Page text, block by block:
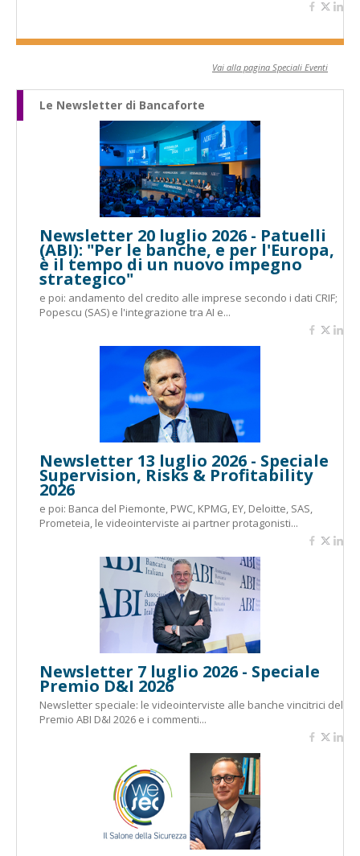
Vai alla pagina Speciali Eventi
Le Newsletter di Bancaforte
Newsletter 20 luglio 2026 - Patuelli
(ABI): "Per le banche, e per l'Europa,
è il tempo di un nuovo impegno
strategico"
e poi: andamento del credito alle imprese secondo i dati CRIF;
Popescu (SAS) e l'integrazione tra AI e...
Newsletter 13 luglio 2026 - Speciale
Supervision, Risks & Profitability
2026
e poi: Banca del Piemonte, PWC, KPMG, EY, Deloitte, SAS,
Prometeia, le videointerviste ai partner protagonisti...
Newsletter 7 luglio 2026 - Speciale
Premio D&I 2026
Newsletter speciale: le videointerviste alle banche vincitrici del
Premio ABI D&I 2026 e i commenti...